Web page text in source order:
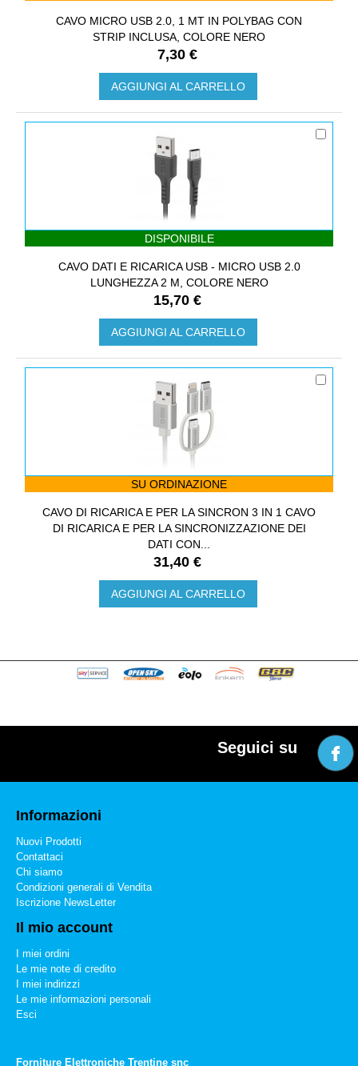
CAVO MICRO USB 2.0, 1 MT IN POLYBAG CON
STRIP INCLUSA, COLORE NERO
7,30 €
AGGIUNGI AL CARRELLO
DISPONIBILE
CAVO DATI E RICARICA USB - MICRO USB 2.0
LUNGHEZZA 2 M, COLORE NERO
15,70 €
AGGIUNGI AL CARRELLO
SU ORDINAZIONE
CAVO DI RICARICA E PER LA SINCRON 3 IN 1 CAVO
DI RICARICA E PER LA SINCRONIZZAZIONE DEI
DATI CON...
31,40 €
AGGIUNGI AL CARRELLO
Seguici su
Informazioni
Nuovi Prodotti
Contattaci
Chi siamo
Condizioni generali di Vendita
Iscrizione NewsLetter
Il mio account
I miei ordini
Le mie note di credito
I miei indirizzi
Le mie informazioni personali
Esci
Forniture Elettroniche Trentine snc